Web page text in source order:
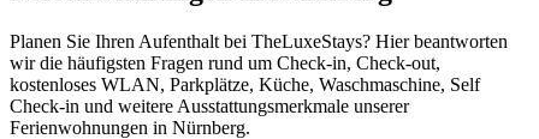
Planen Sie Ihren Aufenthalt bei TheLuxeStays? Hier beantworten
wir die häufigsten Fragen rund um Check-in, Check-out,
kostenloses WLAN, Parkplätze, Küche, Waschmaschine, Self
Check-in und weitere Ausstattungsmerkmale unserer
Ferienwohnungen in Nürnberg.